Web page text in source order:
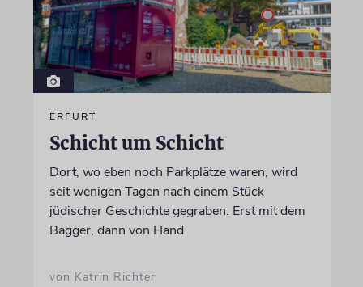
ERFURT
Schicht um Schicht
Dort, wo eben noch Parkplätze waren, wird
seit wenigen Tagen nach einem Stück
jüdischer Geschichte gegraben. Erst mit dem
Bagger, dann von Hand
von Katrin Richter